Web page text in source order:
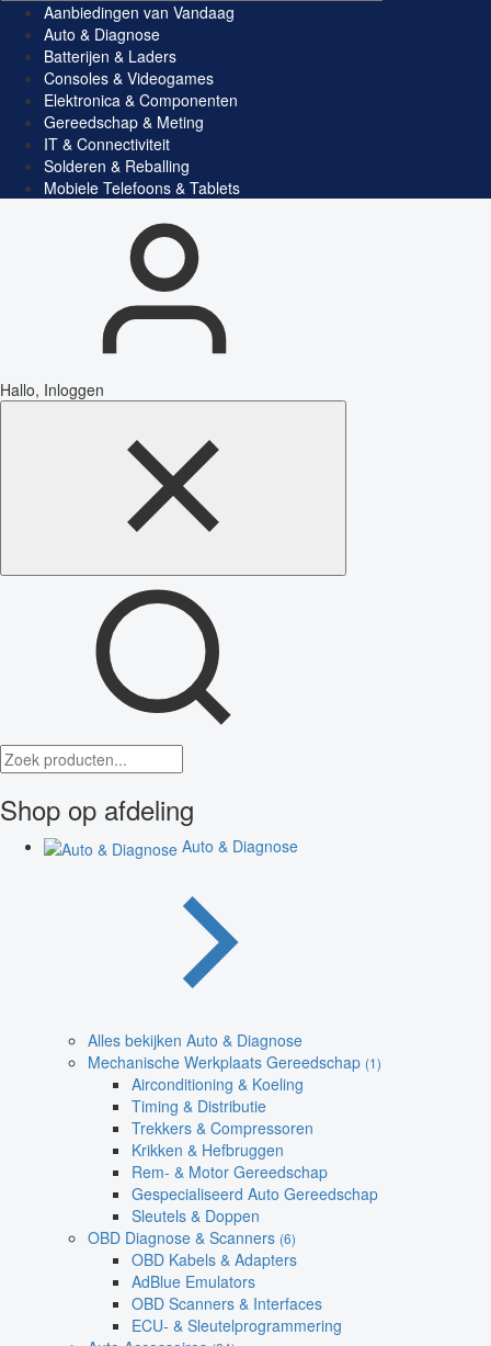
Aanbiedingen van Vandaag
Auto & Diagnose
Batterijen & Laders
Consoles & Videogames
Elektronica & Componenten
Gereedschap & Meting
IT & Connectiviteit
Solderen & Reballing
Mobiele Telefoons & Tablets
Hallo, Inloggen
Shop op afdeling
Auto & Diagnose
Alles bekijken Auto & Diagnose
Mechanische Werkplaats Gereedschap (1)
Airconditioning & Koeling
Timing & Distributie
Trekkers & Compressoren
Krikken & Hefbruggen
Rem- & Motor Gereedschap
Gespecialiseerd Auto Gereedschap
Sleutels & Doppen
OBD Diagnose & Scanners (6)
OBD Kabels & Adapters
AdBlue Emulators
OBD Scanners & Interfaces
ECU- & Sleutelprogrammering